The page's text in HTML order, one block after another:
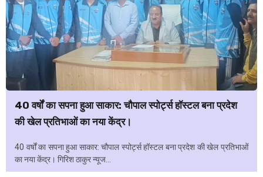
40 वर्षों का सपना हुआ साकार: चौपाल स्पोर्ट्स हॉस्टल बना प्रदेश
की खेल प्रतिभाओं का नया केंद्र।
40 वर्षों का सपना हुआ साकार: चौपाल स्पोर्ट्स हॉस्टल बना प्रदेश की खेल प्रतिभाओं
का नया केंद्र। गिरिश ठाकुर न्यूज...